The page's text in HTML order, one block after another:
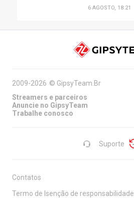
6 AGOSTO, 18:21
Suporte
2009-2026 © GipsyTeam.Br
Streamers e parceiros
Anuncie no GipsyTeam
Trabalhe conosco
Contatos
Termo de Isenção de responsabilidade